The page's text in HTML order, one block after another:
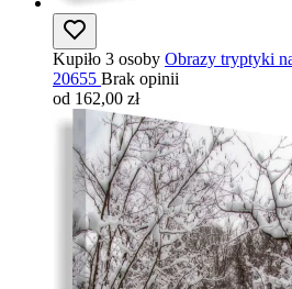
Kupiło 3 osoby Obrazy tryptyki
20655 Brak opinii
od 162,00 zł